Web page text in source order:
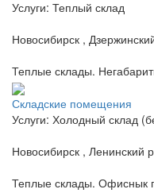
Услуги: Теплый склад
Новосибирск ,
Теплые склады.
Складские помещения
Услуги: Холодный склад
Новосибирск , Ленинский
Теплые склады. Офиснык